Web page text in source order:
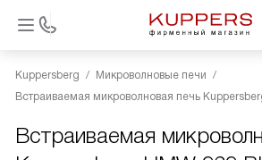
Kuppersberg
Микроволновые печи
Встраиваемая микроволновая печь
Встраиваемая